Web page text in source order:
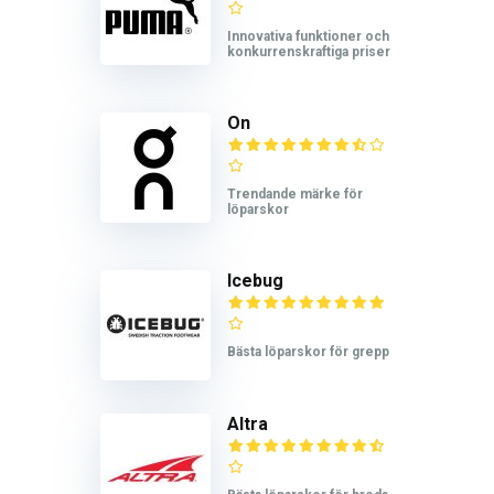
Innovativa funktioner och
konkurrenskraftiga priser
On
Trendande märke för
löparskor
Icebug
Bästa löparskor för grepp
Altra